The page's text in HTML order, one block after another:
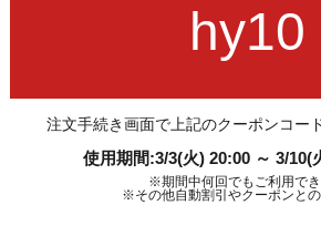
hy10
注文手続き画面で上記のクーポンコー
使用期間:3/3(火) 20:00 ～ 3/10(
※期間中何回でもご利用で
※その他自動割引やクーポンと